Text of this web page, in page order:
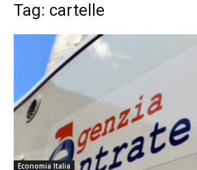
Tag: cartelle
Economia Italia